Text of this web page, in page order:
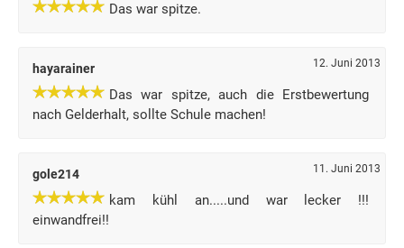
Das war spitze.
hayarainer 12. Juni 2013
Das war spitze, auch die Erstbewertung
nach Gelderhalt, sollte Schule machen!
gole214 11. Juni 2013
kam kühl an.....und war lecker !!!
einwandfrei!!